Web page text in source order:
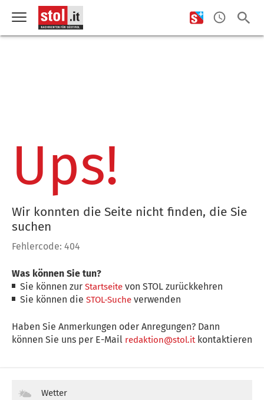
Ups!
Wir konnten die Seite nicht finden, die Sie
suchen
Fehlercode: 404
Was können Sie tun?
Sie können zurStartseite von STOL zurückkehren
Sie können dieSTOL-Suche verwenden
Haben Sie Anmerkungen oder Anregungen? Dann
können Sie uns per E-Mail redaktion@stol.itkontaktieren
Wetter